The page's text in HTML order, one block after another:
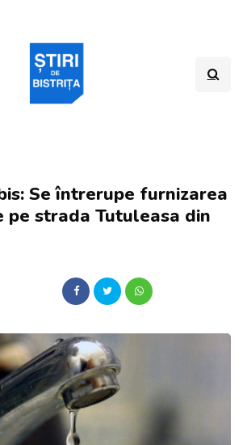
Se întrerupe furnizarea
pe strada Tutuleasa din